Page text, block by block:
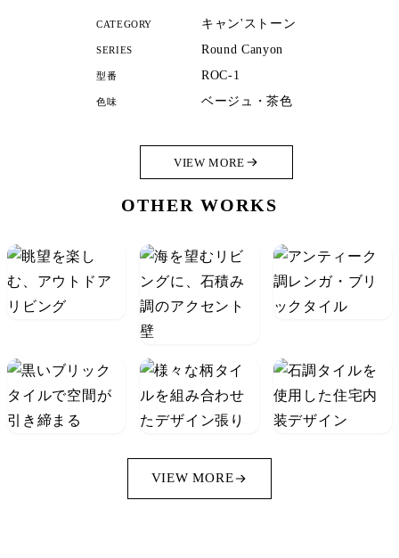
CATEGORY キャン'ストーン
SERIES Round Canyon
型番 ROC-1
色味 ベージュ・茶色
VIEW MORE
OTHER WORKS
VIEW MORE